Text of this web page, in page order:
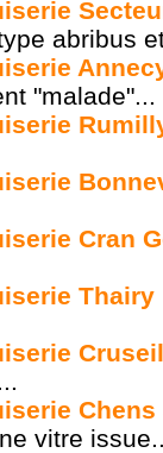
abribus
"malade"...
Cran
Thairy
Chens
vitre